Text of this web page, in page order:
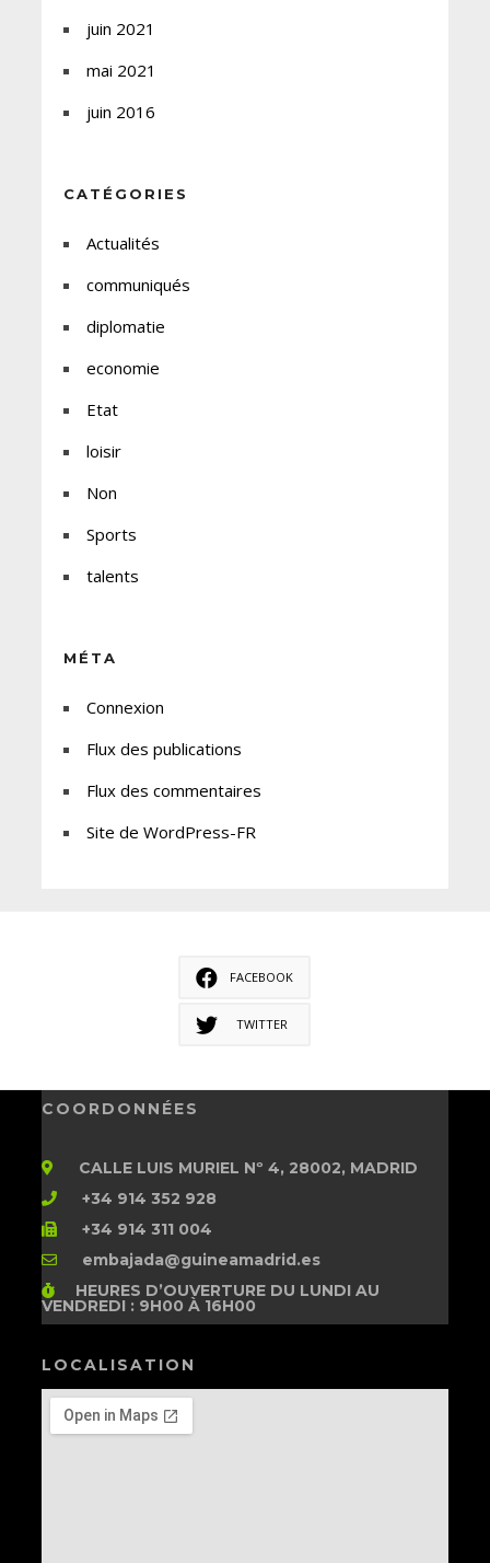
juin 2021
mai 2021
juin 2016
CATÉGORIES
Actualités
communiqués
diplomatie
economie
Etat
loisir
Non
Sports
talents
MÉTA
Connexion
Flux des publications
Flux des commentaires
Site de WordPress-FR
FACEBOOK
TWITTER
COORDONNÉES
CALLE LUIS MURIEL Nº 4, 28002, MADRID
+34 914 352 928
+34 914 311 004
embajada@guineamadrid.es
HEURES D’OUVERTUREDU LUNDI AU
VENDREDI : 9H00 À 16H00
LOCALISATION